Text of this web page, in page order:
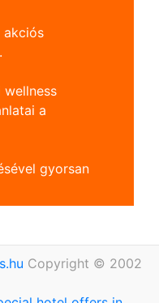
akciós
a
gyorsan
Copyright © 2002